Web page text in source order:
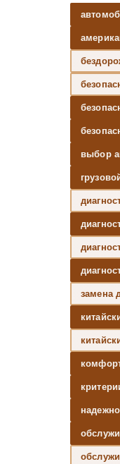
выбор
замена